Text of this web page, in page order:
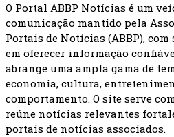
O Portal ABBP Notícias é um
comunicação mantido pela
Portais de Notícias (ABBP), com
em oferecer informação
abrange uma ampla gama de
economia, cultura,
comportamento. O site serve
reúne notícias relevantes
portais de notícias associados.